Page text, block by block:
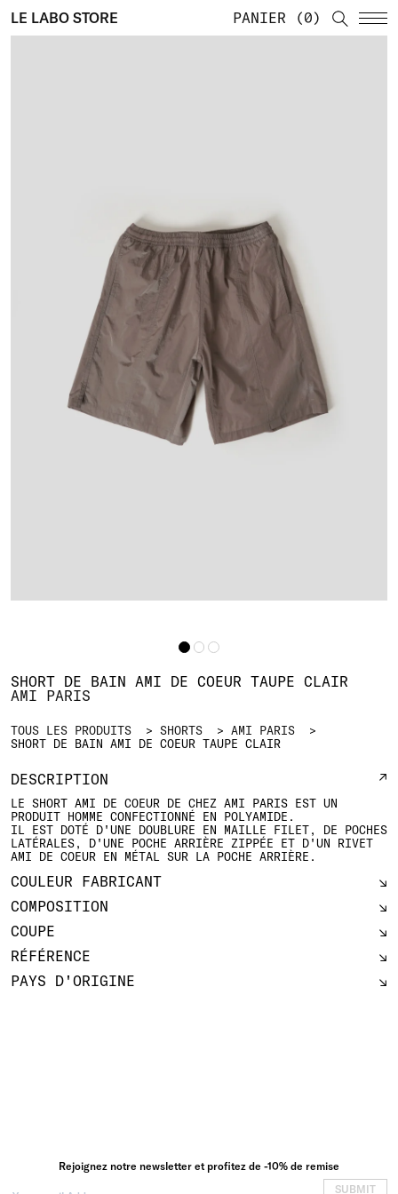
LE LABO STORE PANIER 0
TOUS LES PRODUITS SHORTS
AMI PARIS
SHORT DE BAIN AMI DE COEUR TAUPE CLAIR
SHORT DE BAIN AMI DE COEUR TAUPE CLAIR
AMI PARIS
DESCRIPTION
LE SHORT AMI DE COEUR DE CHEZ AMI PARIS EST UN
PRODUIT HOMME CONFECTIONNÉ EN POLYAMIDE.
IL EST DOTÉ D'UNE DOUBLURE EN MAILLE FILET, DE POCHES
LATÉRALES, D'UNE POCHE ARRIÈRE ZIPPÉE ET D'UN RIVET
AMI DE COEUR EN MÉTAL SUR LA POCHE ARRIÈRE.
COULEUR FABRICANT
COMPOSITION
COUPE
RÉFÉRENCE
PAYS D'ORIGINE
Rejoignez notre newsletter et profitez de -10% de remise
SUBMIT